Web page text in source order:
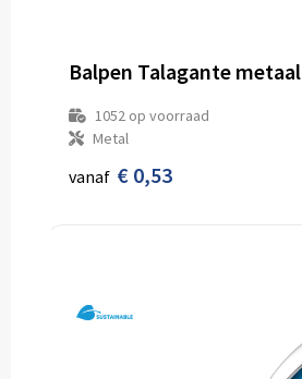
Balpen Talagante metaal
1052op voorraad
Metal
vanaf € 0,53